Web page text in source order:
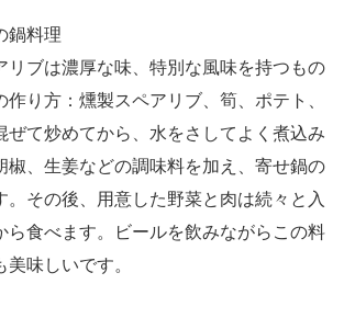
鍋料理
リブは濃厚な味、特別な風味を持つもの
作り方：燻製スペアリブ、筍、ポテト、
ぜて炒めてから、水をさしてよく煮込み
椒、生姜などの調味料を加え、寄せ鍋の
。その後、用意した野菜と肉は続々と入
ら食べます。ビールを飲みながらこの料
味しいです。